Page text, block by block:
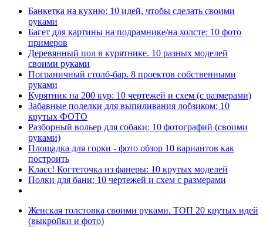
Банкетка на кухню: 10 идей, чтобы сделать своими
руками
Багет для картины на подрамнике/на холсте: 10 фото
примеров
Деревянный пол в курятнике. 10 разных моделей
своими руками
Пограничный столб-бар. 8 проектов собственными
руками
Курятник на 200 кур: 10 чертежей и схем (с размерами)
Забавные поделки для выпиливания лобзиком: 10
крутых ФОТО
Разборный вольер для собаки: 10 фотографий (своими
руками)
Площадка для горки - фото обзор 10 вариантов как
построить
Класс! Когтеточка из фанеры: 10 крутых моделей
Полки для бани: 10 чертежей и схем с размерами
Женская толстовка своими руками. ТОП 20 крутых идей
(выкройки и фото)